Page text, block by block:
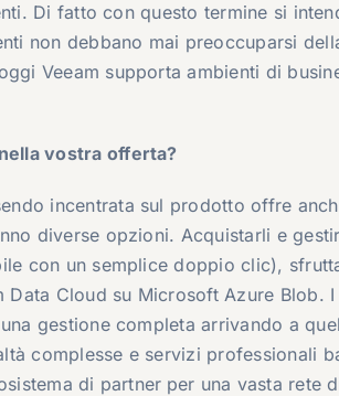
Di fatto con questo termine si
non debbano mai preoccuparsi
Veeam supporta ambienti di
vostra offerta?
incentrata sul prodotto offre
diverse opzioni. Acquistarli e
con un semplice doppio clic),
Data Cloud su Microsoft Azure Blob.
gestione completa arrivando a
complesse e servizi professionali
di partner per una vasta rete